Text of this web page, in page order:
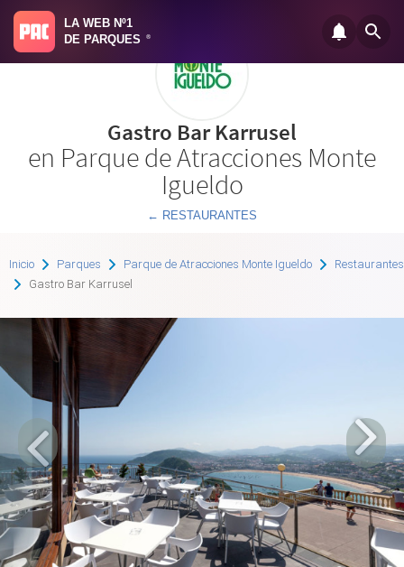
LA WEB Nº1
DE PARQUES
®
Gastro Bar Karrusel
en Parque de Atracciones Monte
Igueldo
← RESTAURANTES
Inicio Parques Parque de Atracciones Monte Igueldo
Restaurantes
Gastro Bar Karrusel